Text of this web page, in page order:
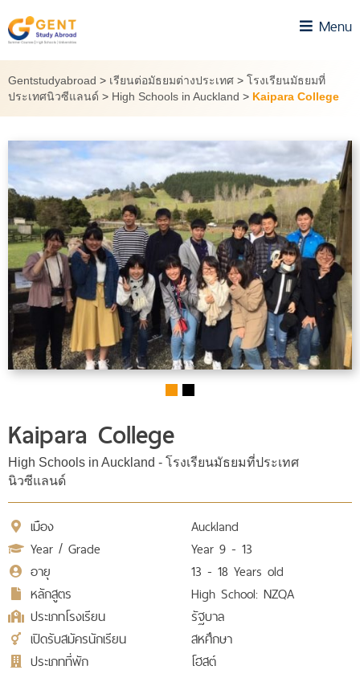
to
content
Menu
Gentstudyabroad > เรียนต่อมัธยมต่างประเทศ > โรงเรียนมัธยมที่
ประเทศนิวซีแลนด์ > High Schools in Auckland > Kaipara College
Kaipara College
High Schools in Auckland - โรงเรียนมัธยมที่ประเทศ
นิวซีแลนด์
เมือง
Auckland
Year / Grade
Year 9 - 13
อายุ
13 - 18 Years old
หลักสูตร
High School: NZQA
ประเภทโรงเรียน
รัฐบาล
เปิดรับสมัครนักเรียน
สหศึกษา
ประเภทที่พัก
โฮสต์